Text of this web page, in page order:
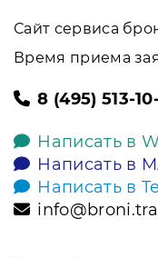
Сайт сервиса
Время приема
8 (495) 513-
Написать в
Написать в
Написать в